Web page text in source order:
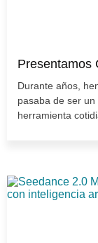
Presentamos
Durante años,
pasaba de ser
herramienta